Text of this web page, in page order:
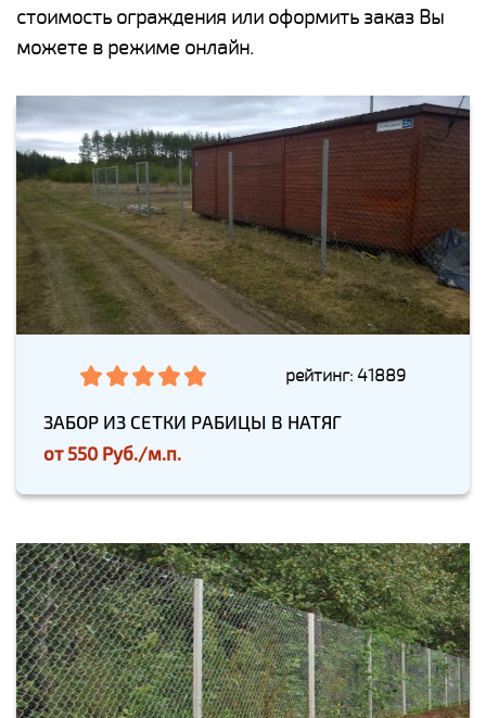
стоимость ограждения или оформить заказ Вы
можете в режиме онлайн.
рейтинг: 41889
ЗАБОР ИЗ СЕТКИ РАБИЦЫ В НАТЯГ
от550 Руб./м.п.